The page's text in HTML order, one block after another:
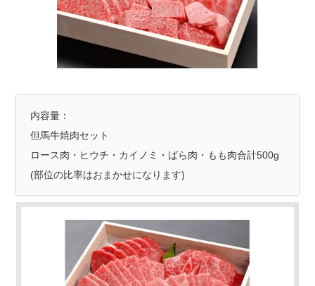
内容量：
但馬牛焼肉セット
ロース肉・ヒウチ・カイノミ・ばら肉・もも肉合計500g
(部位の比率はおまかせになります)